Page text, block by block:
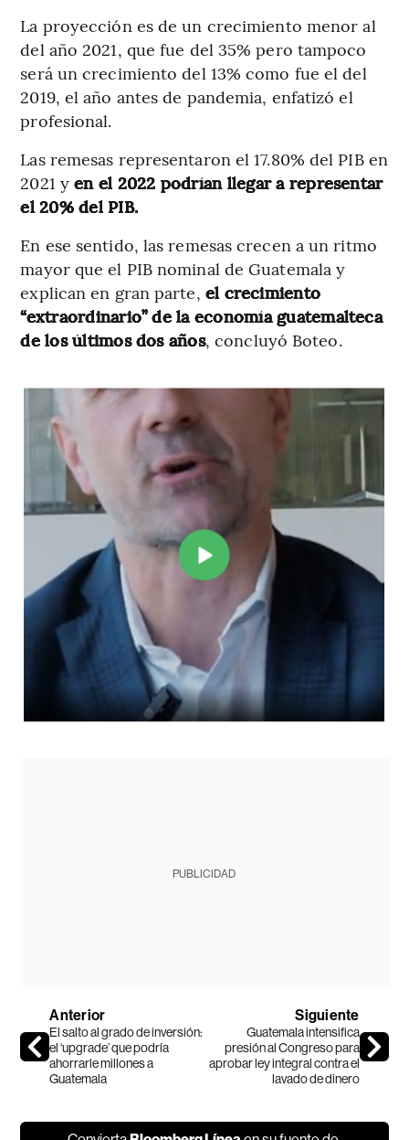
La proyección es de un crecimiento menor al
del año 2021, que fue del 35% pero tampoco
será un crecimiento del 13% como fue el del
2019, el año antes de pandemia, enfatizó el
profesional.
Las remesas representaron el 17.80% del PIB en
2021 yen el 2022 podrían llegar a representar
el 20% del PIB.
En ese sentido, las remesas crecen a un ritmo
mayor que el PIB nominal de Guatemala y
explican en gran parte, el crecimiento
“extraordinario” de la economía guatemalteca
de los últimos dos años, concluyó Boteo.
PUBLICIDAD
Anterior
El salto al grado de inversión:
el ‘upgrade’ que podría
ahorrarle millones a
Guatemala
Siguiente
Guatemala intensifica
presión al Congreso para
aprobar ley integral contra el
lavado de dinero